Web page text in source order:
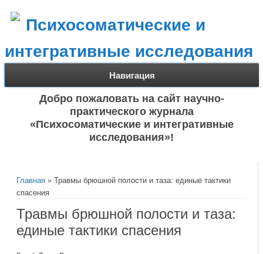
Психосоматические и
интегративные исследования
Навигация
Добро пожаловать на сайт научно-
практического журнала
«Психосоматические и интегративные
исследования»!
Главная» Травмы брюшной полости и таза: единые тактики
спасения
Травмы брюшной полости и таза:
единые тактики спасения